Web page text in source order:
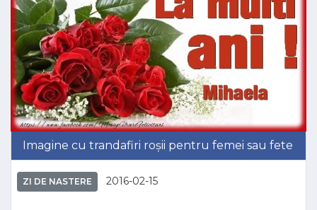
Imagine cu trandafiri roșii pentru femei sau fete
ZI DE NASTERE 2016-02-15